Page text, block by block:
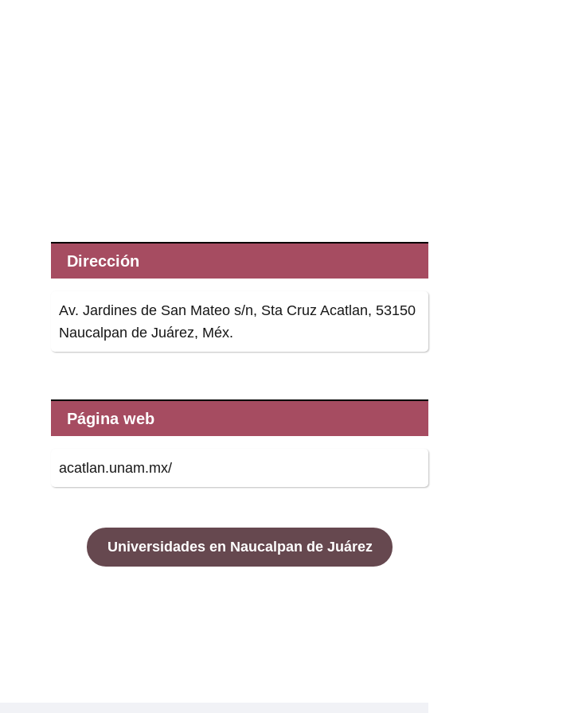
Dirección
Av. Jardines de San Mateo s/n, Sta Cruz Acatlan, 53150
Naucalpan de Juárez, Méx.
Página web
acatlan.unam.mx/
Universidades en Naucalpan de Juárez